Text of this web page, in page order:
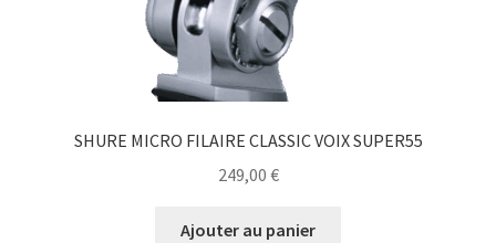
SHURE MICRO FILAIRE CLASSIC VOIX SUPER55
249,00 €
Ajouter au panier